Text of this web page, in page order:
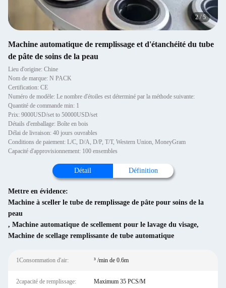
2/5
Machine automatique de remplissage et d'étanchéité du tube
de pâte de soins de la peau
Lieu d'origine: Chine
Nom de marque: N PACK
Certification: CE
Numéro de modèle: Le nombre d'étoiles est déterminé par la méthode suivante:
Quantité de commande min: 1
Prix: 9000USD/set to 50000USD/set
Détails d'emballage: Boîte en bois
Délai de livraison: 40 jours ouvrables
Conditions de paiement: L/C, D/A, D/P, T/T, Western Union, MoneyGram
Capacité d'approvisionnement: 100 ensembles
Détail Définition
Mettre en évidence:
Machine à sceller le tube de remplissage de pâte pour soins de la
peau
, Machine automatique de scellement pour le lavage du visage,
Machine de scellage remplissante de tube automatique
1Consommation d'air: ³ /min de 0.6m
2capacité de remplissage: Maximum 35 PCS/M